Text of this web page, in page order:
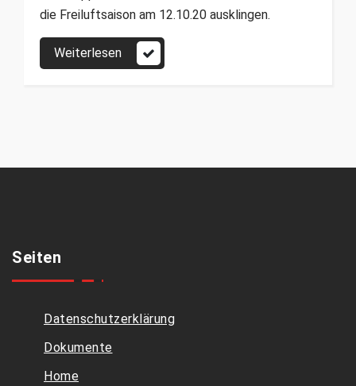
die Freiluftsaison am 12.10.20 ausklingen.
Weiterlesen
Seiten
Datenschutzerklärung
Dokumente
Home